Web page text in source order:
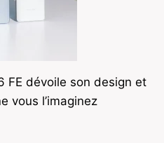
FE dévoile son design et
vous l’imaginez